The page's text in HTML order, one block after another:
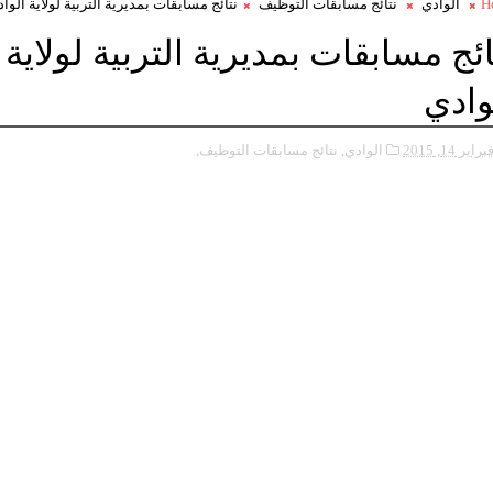
الوادي نتائج مسابقات التوظيف نتائج مسابقات بمديرية التربية لولاية
مسابقات بمديرية التربية لولاية
فبراير 14, 2015 الوادي, نتائج مسابقات التوظيف,